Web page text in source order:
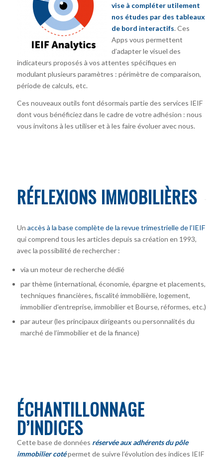
vise à compléter utilement
nos études par des tableaux
de bord interactifs. Ces
Apps vous permettent
d’adapter le visuel des
indicateurs proposés à vos attentes spécifiques en
modulant plusieurs paramètres : périmètre de comparaison,
période de calculs, etc.
Ces nouveaux outils font désormais partie des services IEIF
dont vous bénéficiez dans le cadre de votre adhésion : nous
vous invitons à les utiliser et à les faire évoluer avec nous.
RÉFLEXIONS IMMOBILIÈRES
Un accès à la base complète de la revue trimestrielle de l’IEIF
qui comprend tous les articles depuis sa création en 1993,
avec la possibilité de rechercher :
via un moteur de recherche dédié
par thème (international, économie, épargne et placements,
techniques financières, fiscalité immobilière, logement,
immobilier d’entreprise, immobilier et Bourse, réformes, etc.)
par auteur (les principaux dirigeants ou personnalités du
marché de l’immobilier et de la finance)
ÉCHANTILLONNAGE
D’INDICES
Cette base de données réservée aux adhérents du pôle
immobilier coté permet de suivre l’évolution des indices IEIF